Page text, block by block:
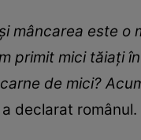
mâncarea este o
primit mici tăiați
de mici?
a declarat românul.